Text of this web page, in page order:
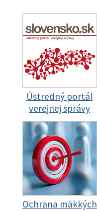
Ústredný portál
verejnej správy
Ochrana mäkkých